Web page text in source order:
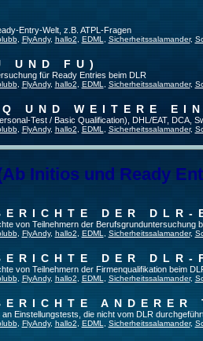
Entry-Welt, z.B. ATPL-Fragen
, FlyAndy, hallo2 EDML Sicherheitssalamander,
UND FU)
für Ready Entries beim DLR
, FlyAndy, hallo2 EDML Sicherheitssalamander,
UND WEITERE
Test / Basic Qualification), DHL/EAT, DCA,
, FlyAndy, hallo2 EDML Sicherheitssalamander,
Initios und Ready
DER DLR-
von Teilnehmern der Berufsgrunduntersuchung
, FlyAndy, hallo2 EDML Sicherheitssalamander,
DER DLR-
von Teilnehmern der Firmenqualifikation beim
, FlyAndy, hallo2 EDML Sicherheitssalamander,
ANDERER
Einstellungstests, die nicht vom DLR
, FlyAndy, hallo2 EDML Sicherheitssalamander,